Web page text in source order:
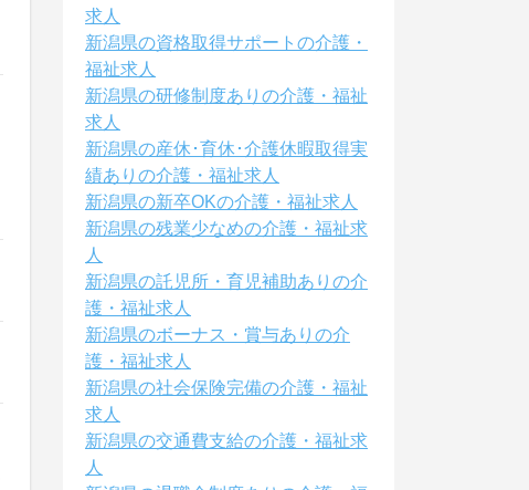
求人
新潟県の資格取得サポートの介護・
福祉求人
新潟県の研修制度ありの介護・福祉
求人
新潟県の産休･育休･介護休暇取得実
績ありの介護・福祉求人
新潟県の新卒OKの介護・福祉求人
新潟県の残業少なめの介護・福祉求
人
新潟県の託児所・育児補助ありの介
護・福祉求人
新潟県のボーナス・賞与ありの介
護・福祉求人
新潟県の社会保険完備の介護・福祉
求人
新潟県の交通費支給の介護・福祉求
人